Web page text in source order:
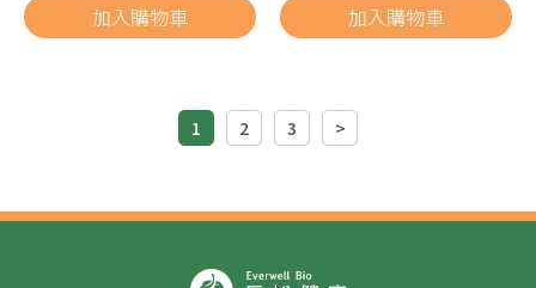
加入購物車 加入購物車
1 2 3 >